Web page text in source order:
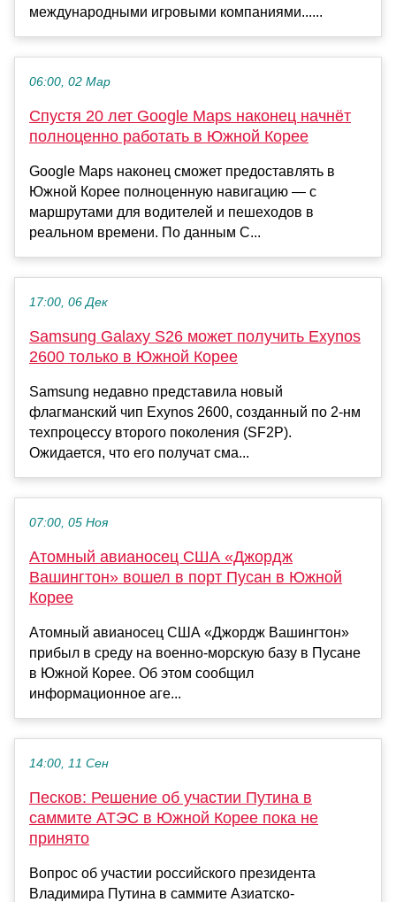
международными игровыми компаниями......
06:00, 02 Мар
Спустя 20 лет Google Maps наконец начнёт
полноценно работать в Южной Корее
Google Maps наконец сможет предоставлять в
Южной Корее полноценную навигацию — с
маршрутами для водителей и пешеходов в
реальном времени. По данным С...
17:00, 06 Дек
Samsung Galaxy S26 может получить Exynos
2600 только в Южной Корее
Samsung недавно представила новый
флагманский чип Exynos 2600, созданный по 2-нм
техпроцессу второго поколения (SF2P).
Ожидается, что его получат сма...
07:00, 05 Ноя
Атомный авианосец США «Джордж
Вашингтон» вошел в порт Пусан в Южной
Корее
Атомный авианосец США «Джордж Вашингтон»
прибыл в среду на военно-морскую базу в Пусане
в Южной Корее. Об этом сообщил
информационное аге...
14:00, 11 Сен
Песков: Решение об участии Путина в
саммите АТЭС в Южной Корее пока не
принято
Вопрос об участии российского президента
Владимира Путина в саммите Азиатско-